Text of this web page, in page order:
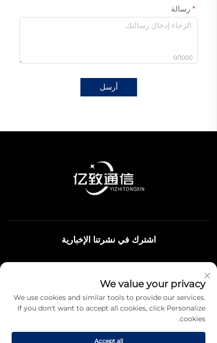
رسالة
0/1000
أرسل
اشترك في نشرتنا الإخبارية
فريقنا.
We value your privacy
We use cookies and similar tools to provide our services.
If you don't want to accept all cookies, click Personalize
cookies.
Accept all